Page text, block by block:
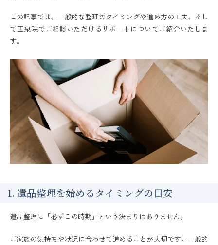
この記事では、一般的な整理のタイミングや進め方の工夫、そし
て玉泉院でご相談いただけるサポートについてご紹介いたしま
す。
1. 遺品整理を始めるタイミングの目安
遺品整理に「必ずこの時期」という決まりはありません。
ご家族の気持ちや状況に合わせて進めることが大切です。一般的